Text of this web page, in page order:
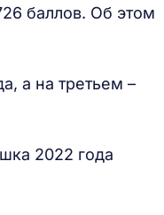
баллов. Об этом
а на третьем –
2022 года